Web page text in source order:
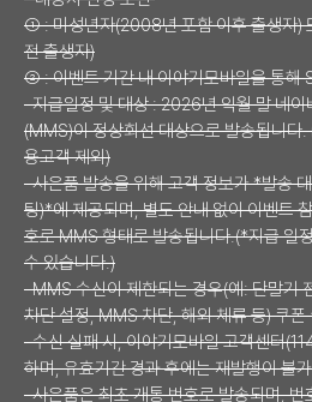
① : 미성년자(2008년 포함 이후 출생자)
전 출생자)
② : 이벤트 기간 내 이야기모바일을 통해
· 지급일정 및 대상 : 2026년 익월 말 네
(MMS)이 정상회선 대상으로 발송됩니다
용고객 제외)
· 사은품 발송을 위해 고객 정보가 *발송
팅)*에 제공되며, 별도 안내 없이 이벤트
호로 MMS 형태로 발송됩니다.(*지급 일
수 있습니다.)
· MMS 수신이 제한되는 경우(예: 단말기
차단 설정, MMS 차단, 해외 체류 등) 쿠
· 수신 실패 시, 이야기모바일 고객센터
하며, 유효기간 경과 후에는 재발행이 불
· 사은품은 최초 개통 번호로 발송되며,